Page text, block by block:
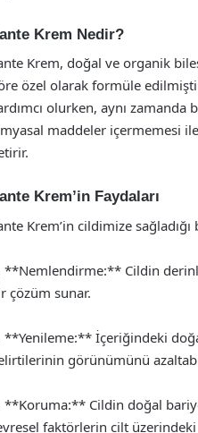
Krem Nedir?
Krem, doğal ve organik
özel olarak formüle
olurken, aynı zamanda
maddeler içermemesi
Krem’in Faydaları
Krem’in cildimize
**Nemlendirme:** Cildin
çözüm sunar.
**Yenileme:** İçeriğindeki
görünümünü
**Koruma:** Cildin doğal
faktörlerin cilt